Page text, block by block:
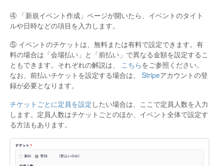
④ 「新規イベント作成」ページが開いたら、イベントのタイト
ルや日時などの項目を入力します。
⑤ イベントのチケットは、無料または有料で設定できます。有
料の場合は「会場払い」と「前払い」で異なる金額を設定するこ
ともできます。それぞれの解説は、 こちらをご参照ください。
なお、前払いチケットを設定する場合は、 Stripeアカウントの登
録が必要となります。
チケットごとに定員を設定 したい場合は、ここで定員人数を入力
します。定員人数はチケットごとのほか、イベント全体で設定す
る方法もあります。